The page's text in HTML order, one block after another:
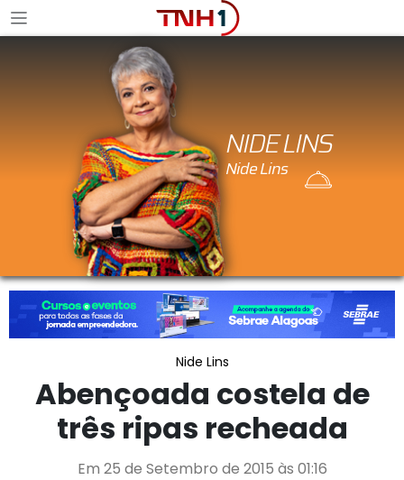
NIDE LINS
Nide Lins
Abençoada costela de
três ripas recheada
Em 25 de Setembro de 2015 às 01:16